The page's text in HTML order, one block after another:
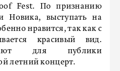
Fest. По признанию
Новика, выступать на
нравится, так как с
красивый вид.
для публики
летний концерт.